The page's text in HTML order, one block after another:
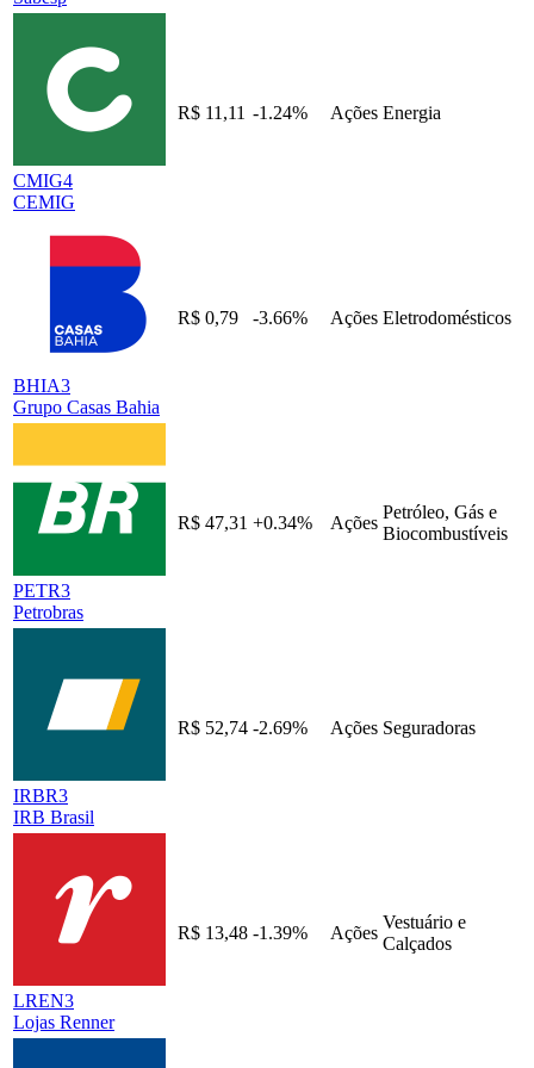
CMIG4
CEMIG
R$ 11,11 -1.24% Ações Energia
BHIA3
Grupo Casas Bahia
R$ 0,79 -3.66% Ações Eletrodomésticos
PETR3
Petrobras
R$ 47,31 +0.34% Ações
Petróleo, Gás e
Biocombustíveis
IRBR3
IRB Brasil
R$ 52,74 -2.69% Ações Seguradoras
LREN3
Lojas Renner
R$ 13,48 -1.39% Ações
Vestuário e
Calçados